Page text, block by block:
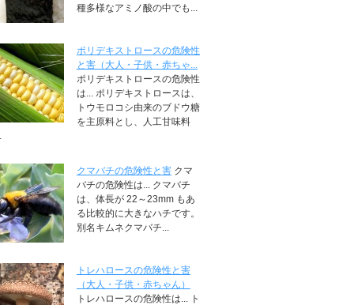
種多様なアミノ酸の中でも...
ポリデキストロースの危険性
と害（大人・子供・赤ちゃ...
ポリデキストロースの危険性
は... ポリデキストロースは、
トウモロコシ由来のブドウ糖
を主原料とし、人工甘味料
クマバチの危険性と害 クマ
バチの危険性は... クマバチ
は、体長が 22～23mm もあ
る比較的に大きなハチです。
別名キムネクマバチ...
トレハロースの危険性と害
（大人・子供・赤ちゃん）
トレハロースの危険性は... ト